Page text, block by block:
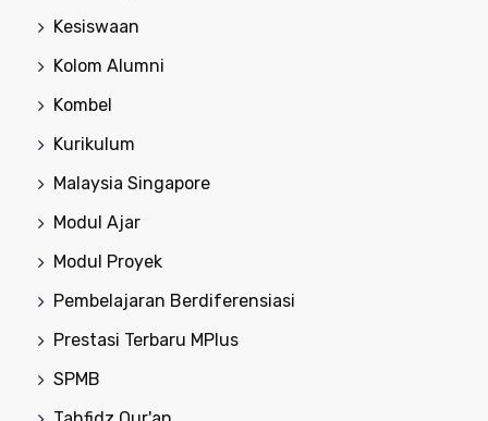
Kesiswaan
Kolom Alumni
Kombel
Kurikulum
Malaysia Singapore
Modul Ajar
Modul Proyek
Pembelajaran Berdiferensiasi
Prestasi Terbaru MPlus
SPMB